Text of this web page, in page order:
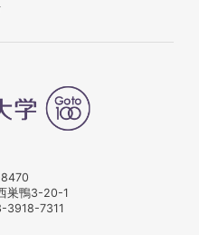
巣鴨3-20-1
3918-7311